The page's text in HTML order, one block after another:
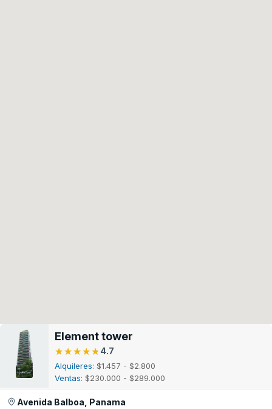
Element tower
★★★★★
★★★★★ 4.7
Alquileres: $1.457 - $2.800
Ventas: $230.000 - $289.000
Avenida Balboa, Panama